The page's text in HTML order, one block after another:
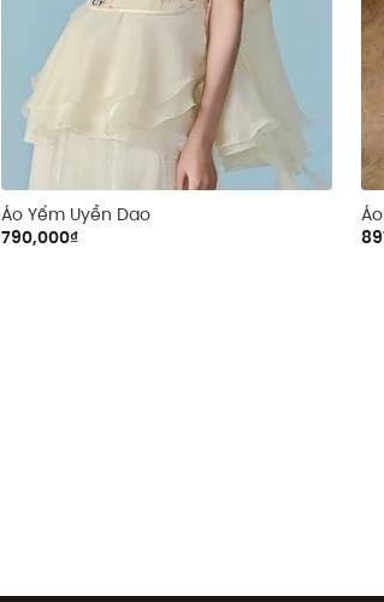
Áo Yếm Uyển Dao
790,000₫